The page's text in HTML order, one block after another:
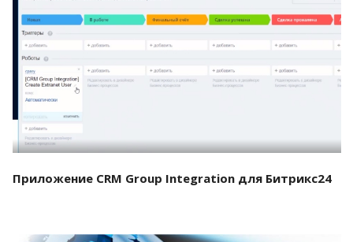
Смотреть проект
Приложение CRM Group Integration для Битрикс24